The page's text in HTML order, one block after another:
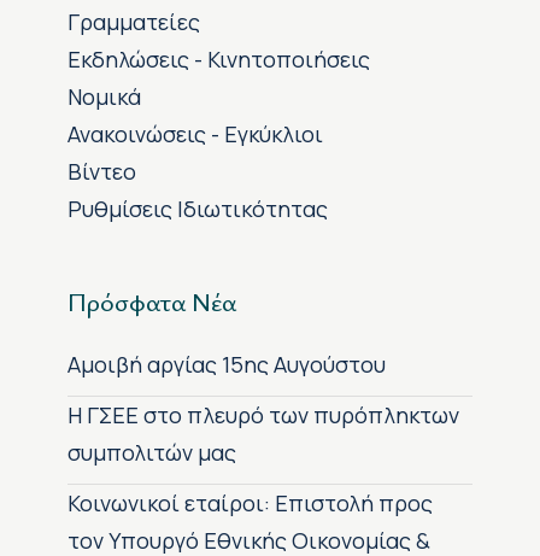
Γραμματείες
Εκδηλώσεις - Κινητοποιήσεις
Νομικά
Ανακοινώσεις - Εγκύκλιοι
Βίντεο
Ρυθμίσεις Ιδιωτικότητας
Πρόσφατα Νέα
Αμοιβή αργίας 15ης Αυγούστου
H ΓΣΕΕ στο πλευρό των πυρόπληκτων
συμπολιτών μας
Κοινωνικοί εταίροι: Επιστολή προς
τον Υπουργό Εθνικής Οικονομίας &